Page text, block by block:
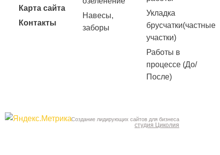
Карта сайта
Контакты
Навесы,
заборы
Укладка
брусчатки(частные
участки)
Работы в
процессе (До/
После)
Создание лидирующих сайтов для бизнеса
студия Циколия